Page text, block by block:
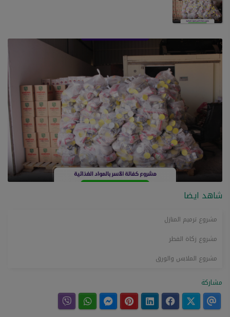
شاهد ايضا
مشروع ترميم المنازل
مشروع زكاة الفطر
مشروع الملابس والورق
مشاركة